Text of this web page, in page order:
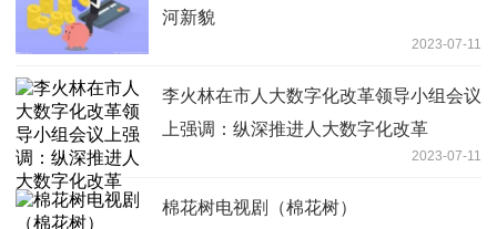
河新貌
2023-07-11
李火林在市人大数字化改革领导小组会议
上强调：纵深推进人大数字化改革
2023-07-11
棉花树电视剧（棉花树）